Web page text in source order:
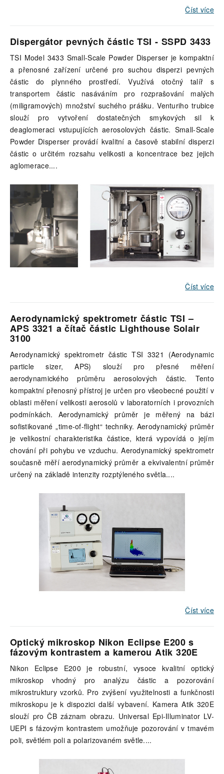
Číst více
Dispergátor pevných částic TSI - SSPD 3433
TSI Model 3433 Small-Scale Powder Disperser je kompaktní
a přenosné zařízení určené pro suchou disperzi pevných
částic do plynného prostředí. Využívá otočný talíř s
transportem částic nasáváním pro rozprašování malých
(miligramových) množství suchého prášku. Venturiho trubice
slouží pro vytvoření dostatečných smykových sil k
deaglomeraci vstupujících aerosolových částic. Small-Scale
Powder Disperser provádí kvalitní a časově stabilní disperzi
částic o určitém rozsahu velikosti a koncentrace bez jejich
aglomerace....
Číst více
Aerodynamický spektrometr částic TSI –
APS 3321 a čítač částic Lighthouse Solair
3100
Aerodynamický spektrometr částic TSI 3321 (Aerodynamic
particle sizer, APS) slouží pro přesné měření
aerodynamického průměru aerosolových částic. Tento
kompaktní přenosný přístroj je určen pro všeobecné použití v
oblasti měření velikosti aerosolů v laboratorních i provozních
podmínkách. Aerodynamický průměr je měřený na bázi
sofistikované „time-of-flight“ techniky. Aerodynamický průměr
je velikostní charakteristika částice, která vypovídá o jejím
chování při pohybu ve vzduchu. Aerodynamický spektrometr
současně měří aerodynamický průměr a ekvivalentní průměr
určený na základě intenzity rozptýleného světla....
Číst více
Optický mikroskop Nikon Eclipse E200 s
fázovým kontrastem a kamerou Atik 320E
Nikon Eclipse E200 je robustní, vysoce kvalitní optický
mikroskop vhodný pro analýzu částic a pozorování
mikrostruktury vzorků. Pro zvýšení využitelnosti a funkčnosti
mikroskopu je k dispozici další vybavení. Kamera Atik 320E
slouží pro ČB záznam obrazu. Universal Epi-Illuminator LV-
UEPI s fázovým kontrastem umožňuje pozorování v tmavém
poli, světlém poli a polarizovaném světle....